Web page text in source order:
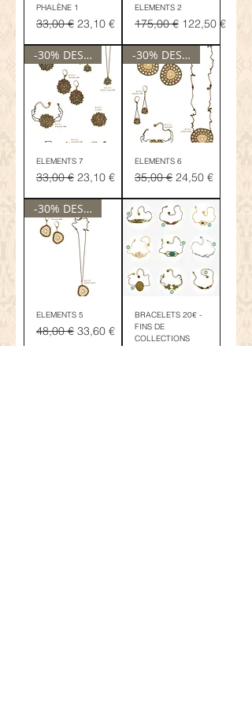
PHALÈNE 1
Prix original
33,00 € Prix promotionnel
23,10 €
ELEMENTS 2
Prix original
175,00 € Prix
122,50 €
-30% DESTOCKAGE
ELEMENTS 7
Prix original
33,00 € Prix promotionnel
23,10 €
-30% DESTOCKAGE
ELEMENTS 6
Prix original
35,00 € Prix
24,50 €
-30% DESTOCKAGE
ELEMENTS 5
Prix original
48,00 € Prix promotionnel
33,60 €
BRACELETS 20€ -
FINS DE
COLLECTIONS